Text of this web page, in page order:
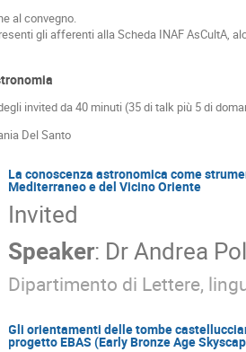
al convegno.
gli afferenti alla Scheda INAF AsCultA,
invited da 40 minuti (35 di talk più 5 di
Del Santo
La conoscenza astronomica come
Mediterraneo e del Vicino Oriente
Invited
Speaker: DrAndrea
Dipartimento di Lettere,
Gli orientamenti delle tombe
progetto EBAS (Early Bronze Age